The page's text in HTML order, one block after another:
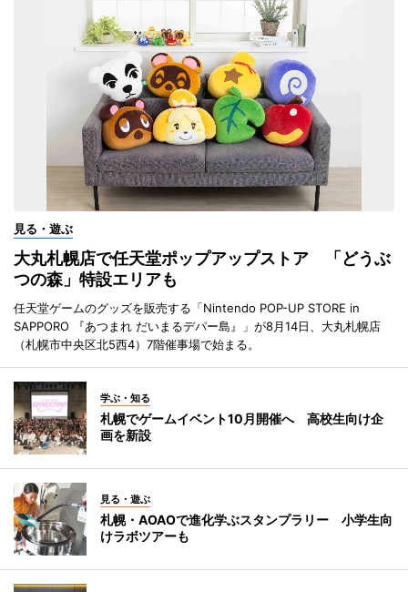
見る・遊ぶ
大丸札幌店で任天堂ポップアップストア 「どうぶ
つの森」特設エリアも
任天堂ゲームのグッズを販売する「Nintendo POP-UP STORE in
SAPPORO 『あつまれ だいまるデパー島』」が8月14日、大丸札幌店
（札幌市中央区北5西4）7階催事場で始まる。
学ぶ・知る
札幌でゲームイベント10月開催へ 高校生向け企
画を新設
見る・遊ぶ
札幌・AOAOで進化学ぶスタンプラリー 小学生向
けラボツアーも